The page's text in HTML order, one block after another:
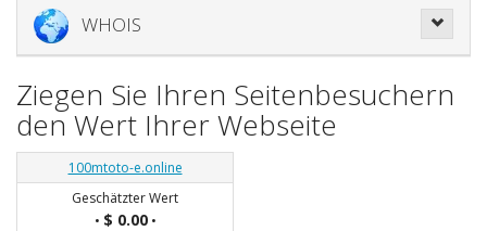
WHOIS
Ziegen Sie Ihren Seitenbesuchern
den Wert Ihrer Webseite
100mtoto-e.online
Geschätzter Wert
• $ 0.00•